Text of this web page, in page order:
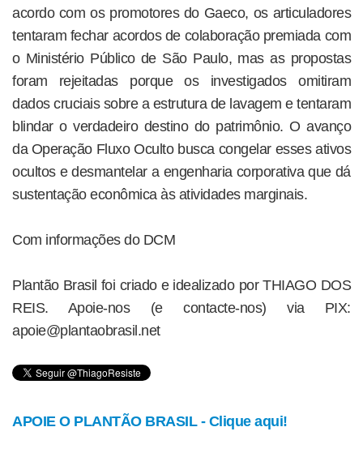
acordo com os promotores do Gaeco, os articuladores
tentaram fechar acordos de colaboração premiada com
o Ministério Público de São Paulo, mas as propostas
foram rejeitadas porque os investigados omitiram
dados cruciais sobre a estrutura de lavagem e tentaram
blindar o verdadeiro destino do patrimônio. O avanço
da Operação Fluxo Oculto busca congelar esses ativos
ocultos e desmantelar a engenharia corporativa que dá
sustentação econômica às atividades marginais.
Com informações do DCM
Plantão Brasil foi criado e idealizado por THIAGO DOS
REIS. Apoie-nos (e contacte-nos) via PIX:
apoie@plantaobrasil.net
APOIE O PLANTÃO BRASIL - Clique aqui!